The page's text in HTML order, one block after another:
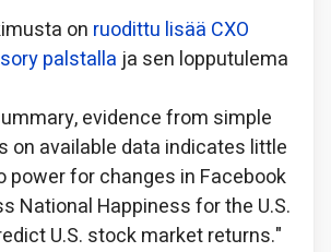
on ruodittu lisää CXO
palstalla ja sen lopputulema
evidence from simple
on available data indicates little
power for changes in Facebook
National Happiness for the U.S.
U.S. stock market returns."